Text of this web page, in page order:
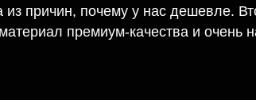
из причин, почему у нас дешевле.
премиум-качества и очень